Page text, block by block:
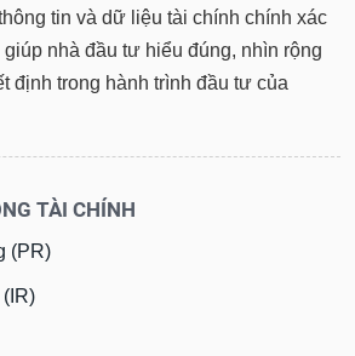
tin và dữ liệu tài chính chính xác
nhà đầu tư hiểu đúng, nhìn rộng
định trong hành trình đầu tư của
TÀI CHÍNH
(PR)